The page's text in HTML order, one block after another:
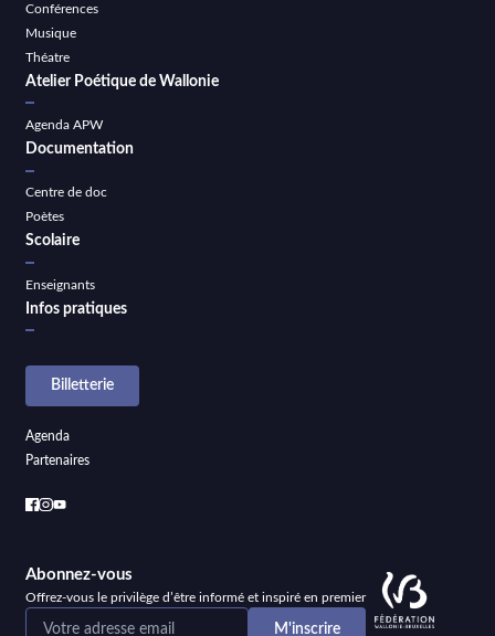
Conférences
Musique
Théatre
Atelier Poétique de Wallonie
Agenda APW
Documentation
Centre de doc
Poètes
Scolaire
Enseignants
Infos pratiques
Billetterie
Agenda
Partenaires
Abonnez-vous
Offrez-vous le privilège d’être informé et inspiré en premier